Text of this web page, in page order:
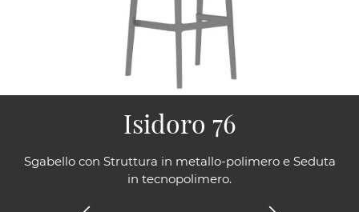
Sgabello con Struttura in metallo-polimero e Seduta
in tecnopolimero.
Isidoro 76